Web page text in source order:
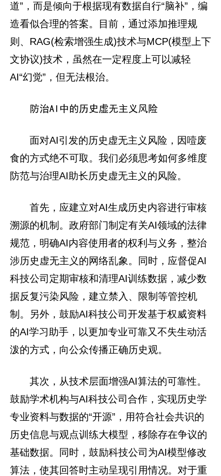
道”，而是倾向于根据现有数据自行“脑补”，编
造看似合理的答案。目前，通过添加推理规
则、RAG(检索增强生成)技术与MCP(模型上下
文协议)技术，虽然在一定程度上可以减轻
AI“幻觉”，但无法根治。
防治AI中的历史虚无主义风险
面对AI引发的历史虚无主义风险，因噎废
食的方式绝不可取。我们必须思考如何多维度
防范与治理AI助长历史虚无主义的风险。
首先，应建立对AI生成历史内容进行审核
溯源的机制。政府部门制定有关AI领域的法律
规范，明确AI内容使用者的权利与义务，整治
涉历史虚无主义的网络乱象。同时，应督促AI
科技公司定期审核和清理AI训练数据，减少数
据反复污染风险，建立禁入、限制等管控机
制。另外，鼓励AI科技公司开发基于权威资料
的AI学习助手，以更加专业可靠又不失生动活
泼的方式，向公众传播正确历史观。
其次，从技术层面增强AI算法的可靠性。
鼓励学术机构与AI科技公司合作，实现历史学
专业资料与数据的“开源”，用符合社会共识的
历史信息与观点训练大模型，移除存在争议的
基础数据。同时，鼓励科技公司为AI模型修改
算法，使其回答时主动呈现引用情况。对于重